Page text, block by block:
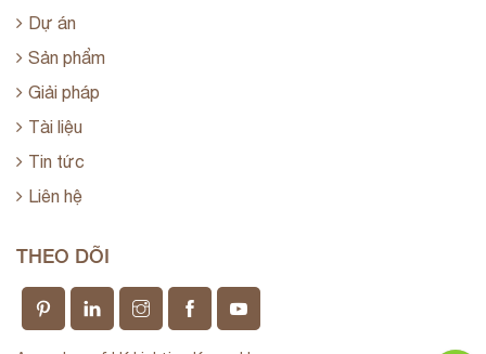
Dự án
Sản phẩm
Giải pháp
Tài liệu
Tin tức
Liên hệ
THEO DÕI